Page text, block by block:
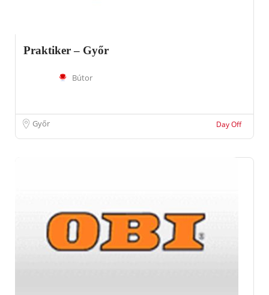
Praktiker – Győr
Bútor
Győr Day Off